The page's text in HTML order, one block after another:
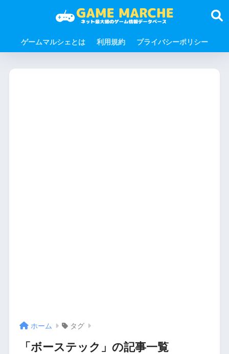
ゲームマルシェとは 利用規約 プライバシーポリシー
ホーム タグ
「ボーステック」の記事一覧